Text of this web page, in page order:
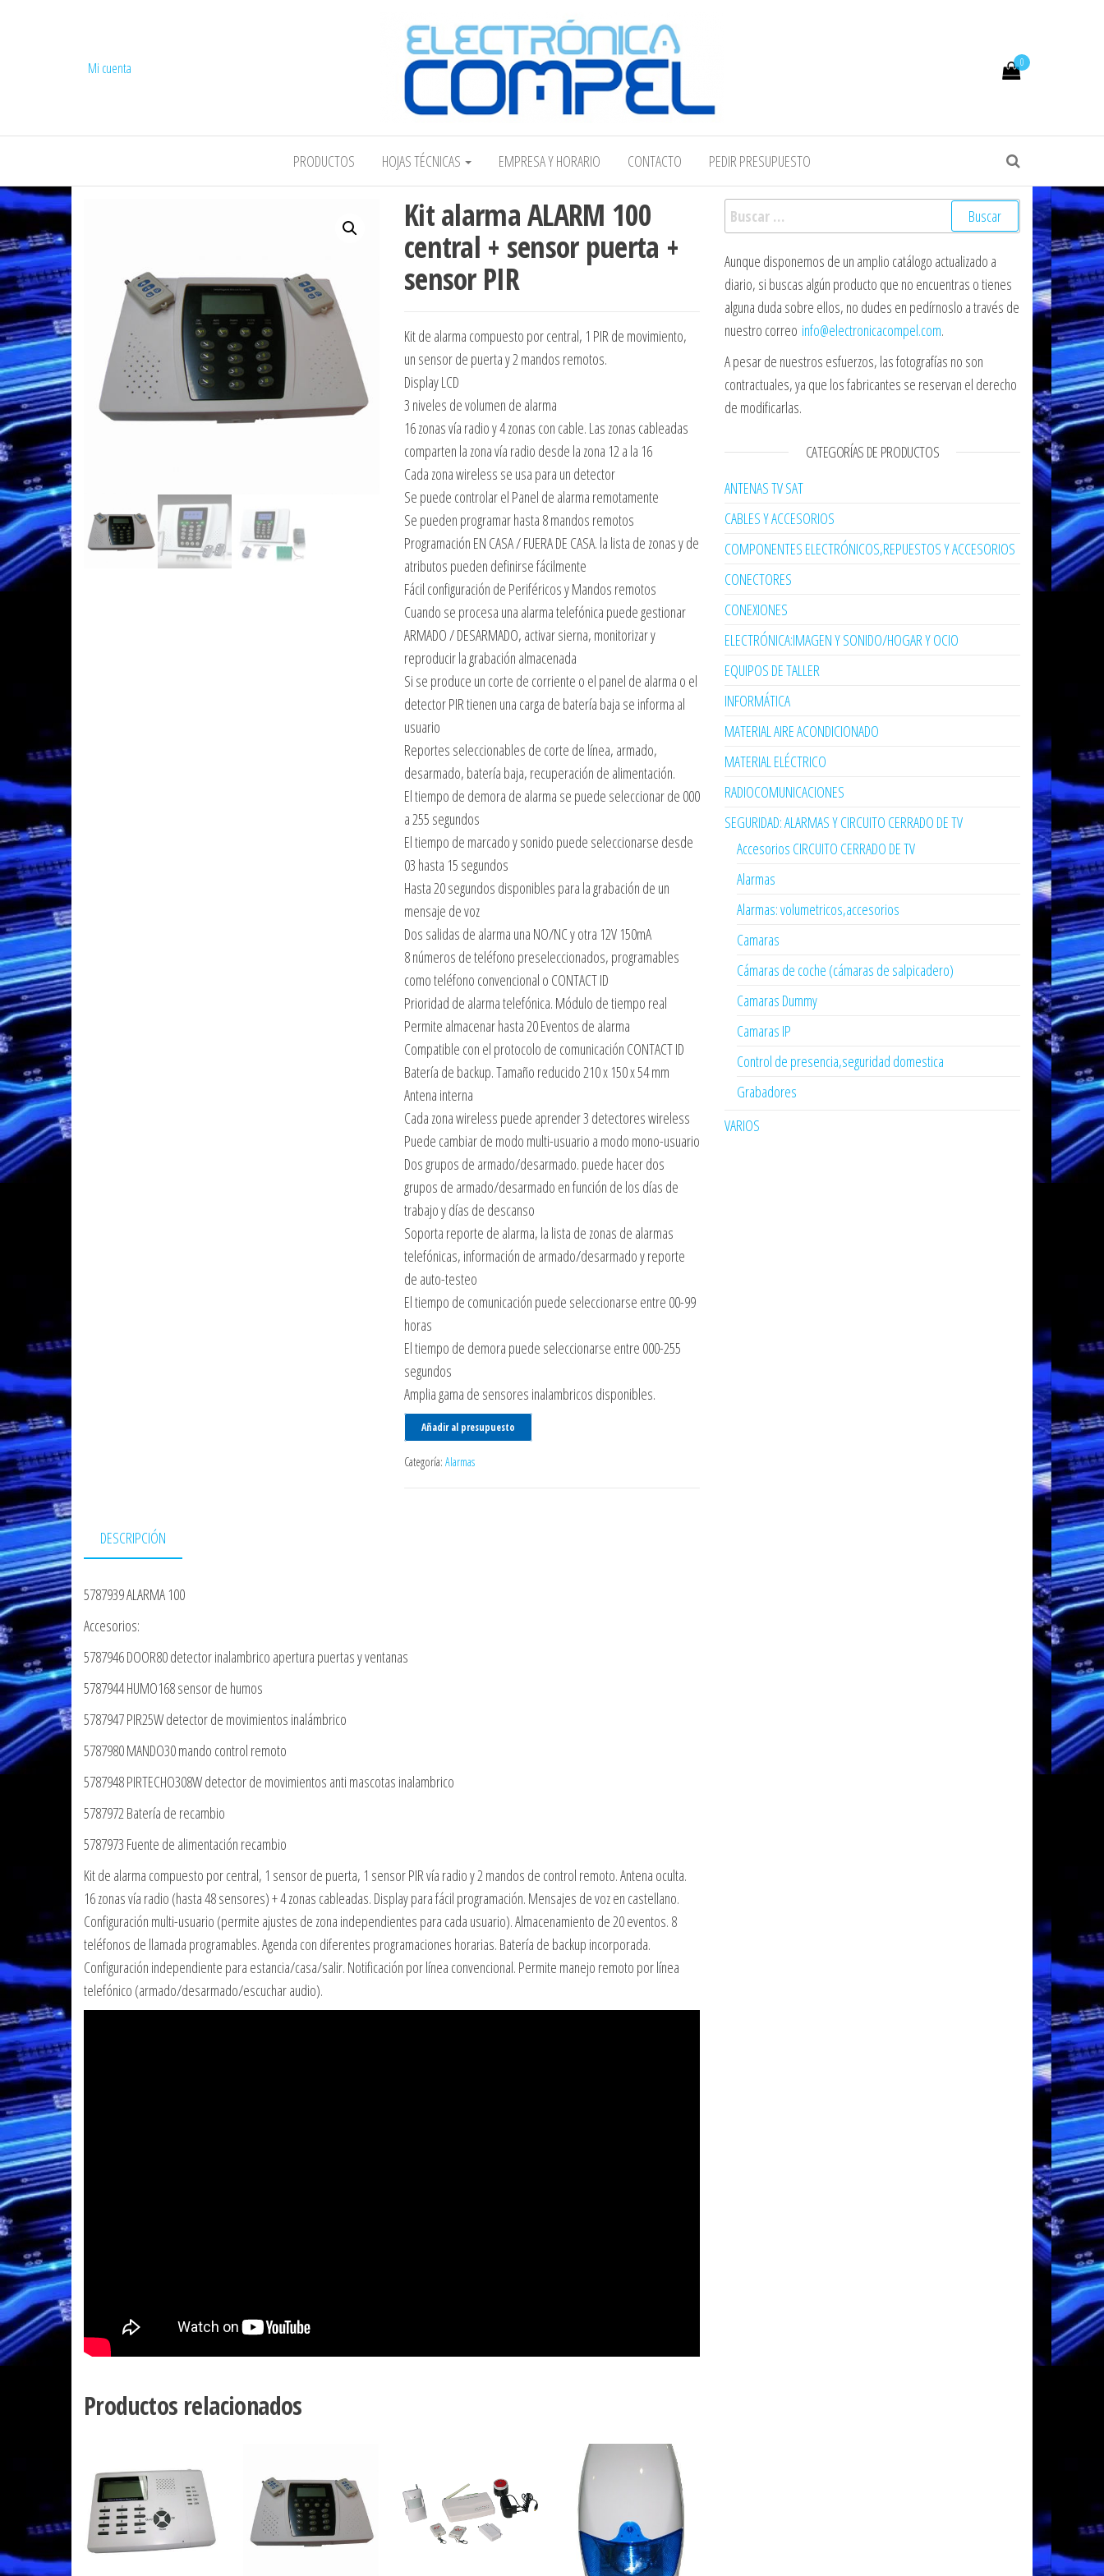
COMPEL Electrónica COMPEL
0
Mi cuenta
PRODUCTOS HOJAS TÉCNICAS EMPRESA Y HORARIO CONTACTO PEDIR PRESUPUESTO
Kit alarma ALARM 100
central + sensor puerta +
sensor PIR
Kit de alarma compuesto por central, 1 PIR de movimiento,
un sensor de puerta y 2 mandos remotos.
Display LCD
3 niveles de volumen de alarma
16 zonas vía radio y 4 zonas con cable. Las zonas cableadas
comparten la zona vía radio desde la zona 12 a la 16
Cada zona wireless se usa para un detector
Se puede controlar el Panel de alarma remotamente
Se pueden programar hasta 8 mandos remotos
Programación EN CASA / FUERA DE CASA. la lista de zonas y de
atributos pueden definirse fácilmente
Fácil configuración de Periféricos y Mandos remotos
Cuando se procesa una alarma telefónica puede gestionar
ARMADO / DESARMADO, activar sierna, monitorizar y
reproducir la grabación almacenada
Si se produce un corte de corriente o el panel de alarma o el
detector PIR tienen una carga de batería baja se informa al
usuario
Reportes seleccionables de corte de línea, armado,
desarmado, batería baja, recuperación de alimentación.
El tiempo de demora de alarma se puede seleccionar de 000
a 255 segundos
El tiempo de marcado y sonido puede seleccionarse desde
03 hasta 15 segundos
Hasta 20 segundos disponibles para la grabación de un
mensaje de voz
Dos salidas de alarma una NO/NC y otra 12V 150mA
8 números de teléfono preseleccionados, programables
como teléfono convencional o CONTACT ID
Prioridad de alarma telefónica. Módulo de tiempo real
Permite almacenar hasta 20 Eventos de alarma
Compatible con el protocolo de comunicación CONTACT ID
Batería de backup. Tamaño reducido 210 x 150 x 54 mm
Antena interna
Cada zona wireless puede aprender 3 detectores wireless
Puede cambiar de modo multi-usuario a modo mono-usuario
Dos grupos de armado/desarmado. puede hacer dos
grupos de armado/desarmado en función de los días de
trabajo y días de descanso
Soporta reporte de alarma, la lista de zonas de alarmas
telefónicas, información de armado/desarmado y reporte
de auto-testeo
El tiempo de comunicación puede seleccionarse entre 00-99
horas
El tiempo de demora puede seleccionarse entre 000-255
segundos
Amplia gama de sensores inalambricos disponibles.
Añadir al presupuesto
Categoría: Alarmas
DESCRIPCIÓN
5787939 ALARMA 100
Accesorios:
5787946 DOOR80 detector inalambrico apertura puertas y ventanas
5787944 HUMO168 sensor de humos
5787947 PIR25W detector de movimientos inalámbrico
5787980 MANDO30 mando control remoto
5787948 PIRTECHO308W detector de movimientos anti mascotas inalambrico
5787972 Batería de recambio
5787973 Fuente de alimentación recambio
Kit de alarma compuesto por central, 1 sensor de puerta, 1 sensor PIR vía radio y 2 mandos de control remoto. Antena oculta.
16 zonas vía radio (hasta 48 sensores) + 4 zonas cableadas. Display para fácil programación. Mensajes de voz en castellano.
Configuración multi-usuario (permite ajustes de zona independientes para cada usuario). Almacenamiento de 20 eventos. 8
teléfonos de llamada programables. Agenda con diferentes programaciones horarias. Batería de backup incorporada.
Configuración independiente para estancia/casa/salir. Notificación por línea convencional. Permite manejo remoto por línea
telefónico (armado/desarmado/escuchar audio).
Productos relacionados
Buscar:
Aunque disponemos de un amplio catálogo actualizado a
diario, si buscas algún producto que no encuentras o tienes
alguna duda sobre ellos, no dudes en pedírnoslo a través de
nuestro correo info@electronicacompel.com.
A pesar de nuestros esfuerzos, las fotografías no son
contractuales, ya que los fabricantes se reservan el derecho
de modificarlas.
CATEGORÍAS DE PRODUCTOS
ANTENAS TV SAT
CABLES Y ACCESORIOS
COMPONENTES ELECTRÓNICOS,REPUESTOS Y ACCESORIOS
CONECTORES
CONEXIONES
ELECTRÓNICA:IMAGEN Y SONIDO/HOGAR Y OCIO
EQUIPOS DE TALLER
INFORMÁTICA
MATERIAL AIRE ACONDICIONADO
MATERIAL ELÉCTRICO
RADIOCOMUNICACIONES
SEGURIDAD: ALARMAS Y CIRCUITO CERRADO DE TV
Accesorios CIRCUITO CERRADO DE TV
Alarmas
Alarmas: volumetricos,accesorios
Camaras
Cámaras de coche (cámaras de salpicadero)
Camaras Dummy
Camaras IP
Control de presencia,seguridad domestica
Grabadores
VARIOS